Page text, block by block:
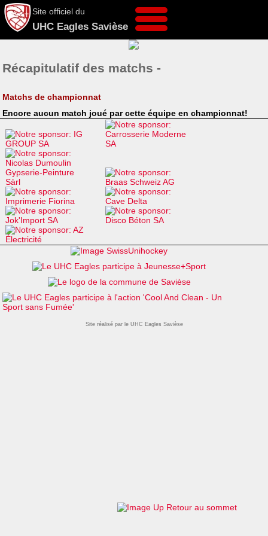
Site officiel du
UHC Eagles Savièse
Récapitulatif des matchs -
Matchs de championnat
Encore aucun match joué par cette équipe en championnat!
Retour au sommet
Site réalisé par le UHC Eagles Savièse